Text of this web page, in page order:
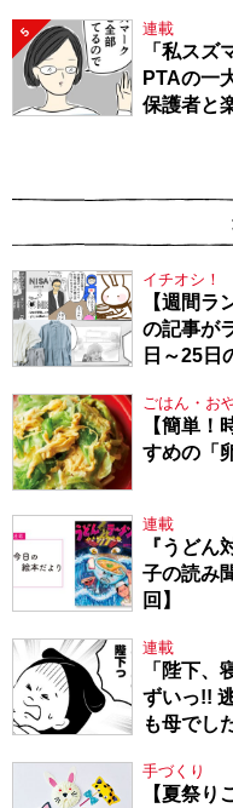
5 連載
「私スズ
PTAの一
保護者と
イチオシ！
【週間
の記事が
日～25
ごはん・お
【簡単！
すめの「
連載
『うど
子の読み
回】
連載
「陛下、
ずいっ!!
も母でし
手づくり
【夏祭り